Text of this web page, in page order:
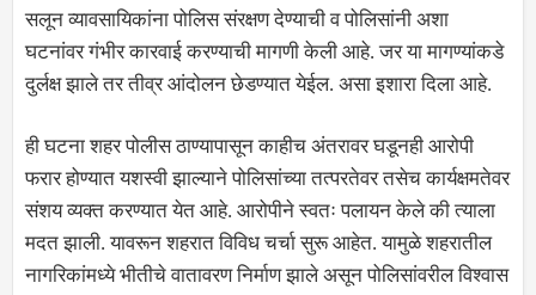
सलून व्यावसायिकांना पोलिस संरक्षण देण्याची व पोलिसांनी अशा
घटनांवर गंभीर कारवाई करण्याची मागणी केली आहे. जर या मागण्यांकडे
दुर्लक्ष झाले तर तीव्र आंदोलन छेडण्यात येईल. असा इशारा दिला आहे.
ही घटना शहर पोलीस ठाण्यापासून काहीच अंतरावर घडूनही आरोपी
फरार होण्यात यशस्वी झाल्याने पोलिसांच्या तत्परतेवर तसेच कार्यक्षमतेवर
संशय व्यक्त करण्यात येत आहे. आरोपीने स्वतः पलायन केले की त्याला
मदत झाली. यावरून शहरात विविध चर्चा सुरू आहेत. यामुळे शहरातील
नागरिकांमध्ये भीतीचे वातावरण निर्माण झाले असून पोलिसांवरील विश्वास